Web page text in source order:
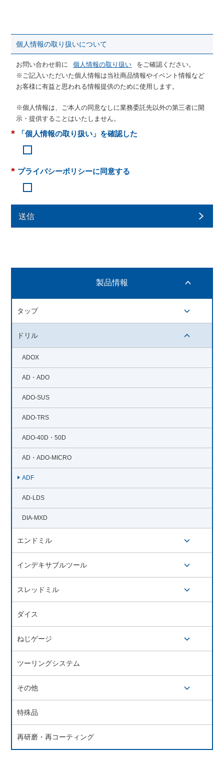
個人情報の取り扱いについて
お問い合わせ前に 個人情報の取り扱い
をご確認ください。
※ご記入いただいた個人情報は当社商品情報やイベント情報など
お客様に有益と思われる情報提供のために使用します。
※個人情報は、ご本人の同意なしに業務委託先以外の第三者に開
示・提供することはいたしません。
* 「個人情報の取り扱い」を確認した
* プライバシーポリシーに同意する
送信
製品情報
タップ
ドリル
ADOX
AD・ADO
ADO-SUS
ADO-TRS
ADO-40D・50D
AD・ADO-MICRO
ADF
AD-LDS
DIA-MXD
エンドミル
インデキサブルツール
スレッドミル
ダイス
ねじゲージ
ツーリングシステム
その他
特殊品
再研磨・再コーティング